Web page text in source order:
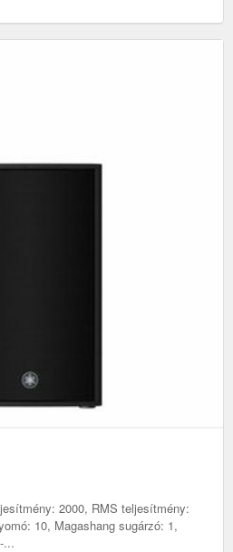
2000, RMS teljesítmény:
10, Magashang sugárzó: 1,
...